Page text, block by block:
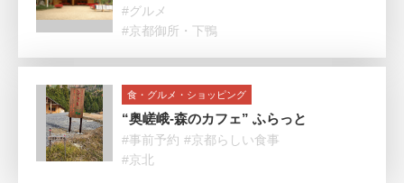
#グルメ
#京都御所・下鴨
食・グルメ・ショッピング
“奥嵯峨-森のカフェ” ふらっと
#事前予約 #京都らしい食事
#京北